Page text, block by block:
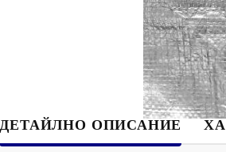
ДЕТАЙЛНО ОПИСАНИЕ